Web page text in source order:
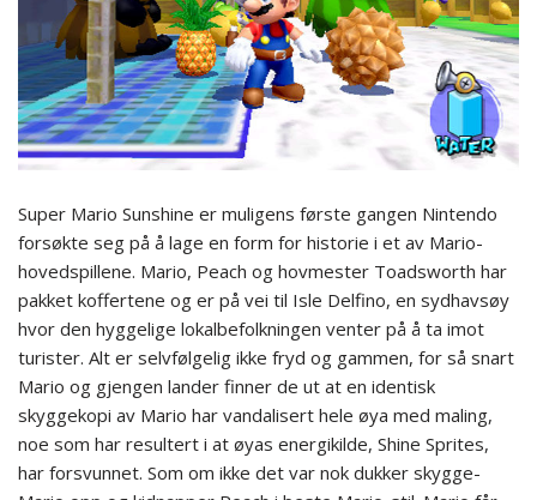
Super Mario Sunshine er muligens første gangen Nintendo
forsøkte seg på å lage en form for historie i et av Mario-
hovedspillene. Mario, Peach og hovmester Toadsworth har
pakket koffertene og er på vei til Isle Delfino, en sydhavsøy
hvor den hyggelige lokalbefolkningen venter på å ta imot
turister. Alt er selvfølgelig ikke fryd og gammen, for så snart
Mario og gjengen lander finner de ut at en identisk
skyggekopi av Mario har vandalisert hele øya med maling,
noe som har resultert i at øyas energikilde, Shine Sprites,
har forsvunnet. Som om ikke det var nok dukker skygge-